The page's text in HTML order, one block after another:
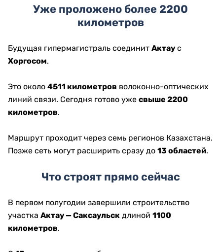
Уже проложено более 2200
километров
Будущая гипермагистраль соединит Актау с
Хоргосом.
Это около 4511 километров волоконно-оптических
линий связи. Сегодня готово уже свыше 2200
километров.
Маршрут проходит через семь регионов Казахстана.
Позже сеть могут расширить сразу до 13 областей.
Что строят прямо сейчас
В первом полугодии завершили строительство
участка Актау — Саксаульск длиной 1100
километров.